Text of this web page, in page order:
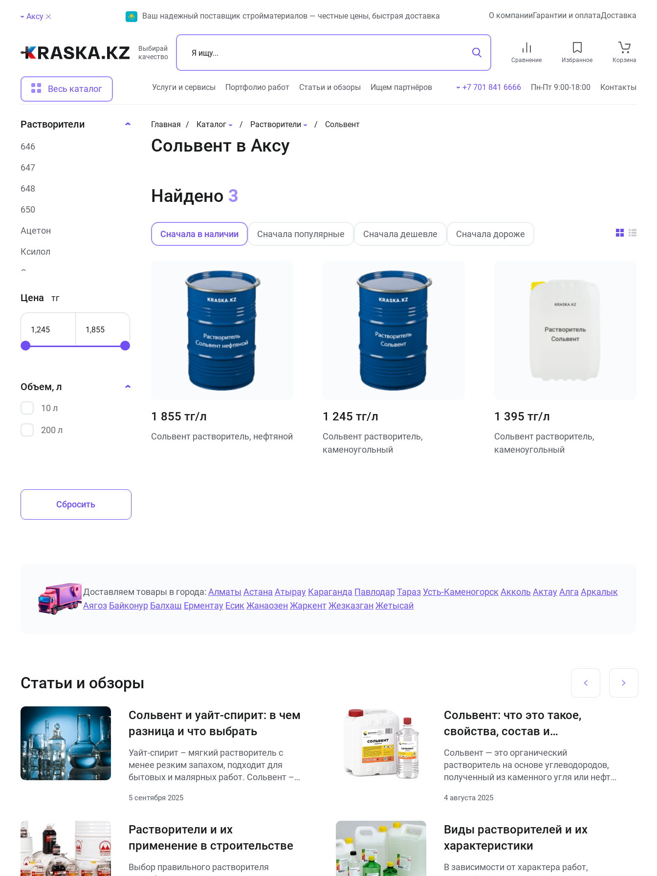
Аксу Ваш надежный поставщик стройматериалов — честные цены, быстрая доставка О компанииГарантии и оплатаДоставка
Выбирай
качество
Сравнение Избранное Корзина
Весь каталог Услуги и сервисы Портфолио работ Статьи и обзоры Ищем партнёров +7 701 841 6666 Пн-Пт 9:00-18:00 Контакты
Растворители
646
647
648
650
Ацетон
Ксилол
Ортоксилол
Р-4
Р-5А
Сольвент
Цена тг
Объем, л
10 л
200 л
Сбросить
Главная Каталог Растворители Сольвент
Сольвент в Аксу
Сначала в наличии Сначала популярные Сначала дешевле Сначала дороже
Найдено 3
1 855 тг/л
Сольвент растворитель, нефтяной
1 245 тг/л
Сольвент растворитель,
каменоугольный
1 395 тг/л
Сольвент растворитель,
каменоугольный
Доставляем товары в города: Алматы Астана Атырау Караганда ПавлодарТараз Усть-Каменогорск Акколь Актау Алга Аркалык
Аягоз Байконур Балхаш Ерментау Есик Жанаозен ЖаркентЖезказган Жетысай
Статьи и обзоры
Сольвент и уайт-спирит: в чем
разница и что выбрать
Уайт-спирит – мягкий растворитель с
менее резким запахом, подходит для
бытовых и малярных работ. Сольвент –
эффективен для густых красок и
назначения: уайт-спирит – для лёгких
работ, сольвент – для сложных.
5 сентября 2025
Сольвент: что это такое,
свойства, состав и
применение
Сольвент — это органический
растворитель на основе углеводородов,
полученный из каменного угля или нефти.
лакокрасочных материалов,
инструментов.
4 августа 2025
Растворители и их
применение в строительстве
Выбор правильного растворителя
Виды растворителей и их
характеристики
В зависимости от характера работ,